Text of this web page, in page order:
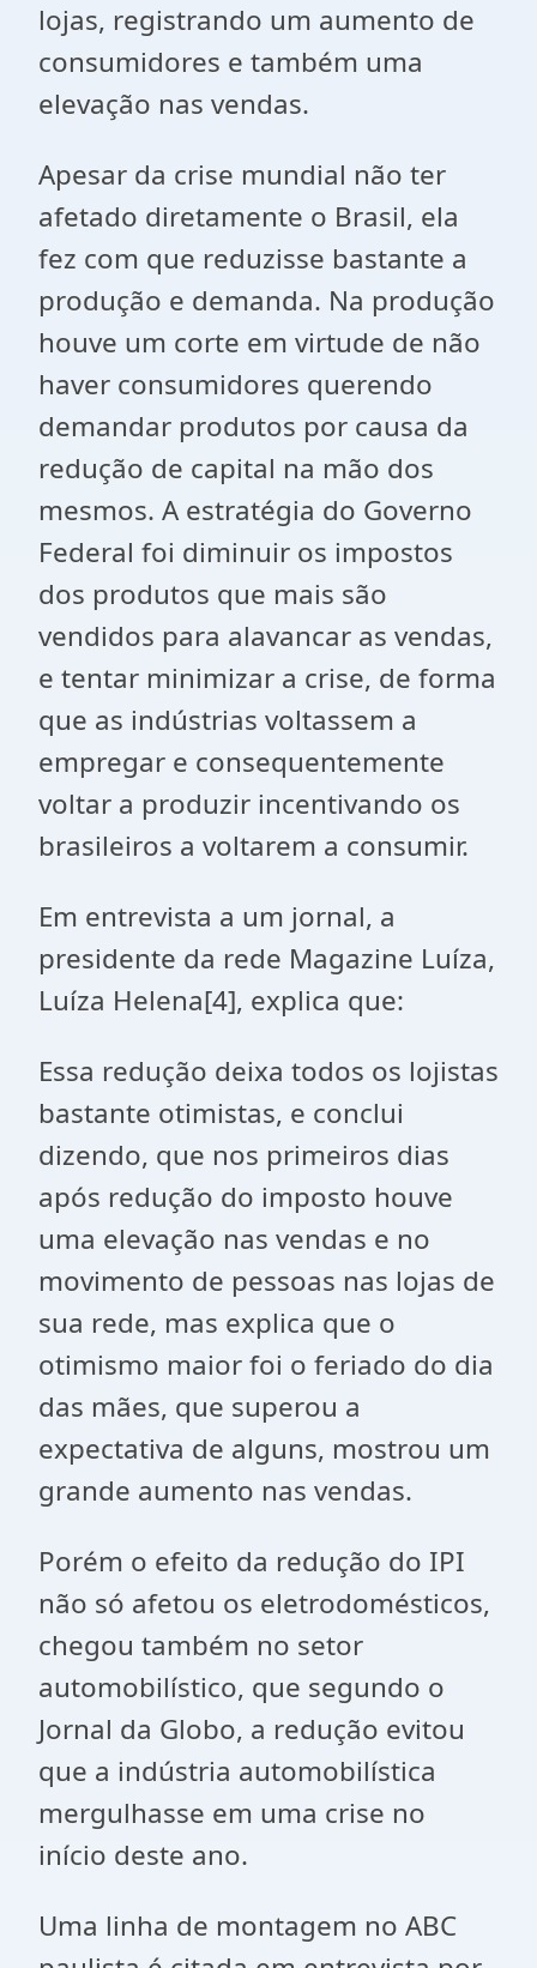
lojas, registrando um aumento de
consumidores e também uma
elevação nas vendas.
Apesar da crise mundial não ter
afetado diretamente o Brasil, ela
fez com que reduzisse bastante a
produção e demanda. Na produção
houve um corte em virtude de não
haver consumidores querendo
demandar produtos por causa da
redução de capital na mão dos
mesmos. A estratégia do Governo
Federal foi diminuir os impostos
dos produtos que mais são
vendidos para alavancar as vendas,
e tentar minimizar a crise, de forma
que as indústrias voltassem a
empregar e consequentemente
voltar a produzir incentivando os
brasileiros a voltarem a consumir.
Em entrevista a um jornal, a
presidente da rede Magazine Luíza,
Luíza Helena[4], explica que:
Essa redução deixa todos os lojistas
bastante otimistas, e conclui
dizendo, que nos primeiros dias
após redução do imposto houve
uma elevação nas vendas e no
movimento de pessoas nas lojas de
sua rede, mas explica que o
otimismo maior foi o feriado do dia
das mães, que superou a
expectativa de alguns, mostrou um
grande aumento nas vendas.
Porém o efeito da redução do IPI
não só afetou os eletrodomésticos,
chegou também no setor
automobilístico, que segundo o
Jornal da Globo, a redução evitou
que a indústria automobilística
mergulhasse em uma crise no
início deste ano.
Uma linha de montagem no ABC